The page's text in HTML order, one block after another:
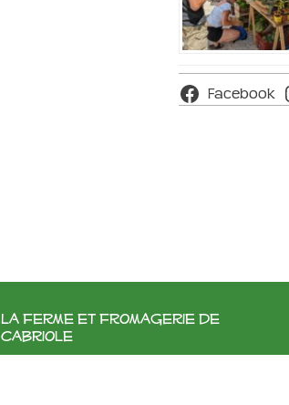
Facebook
La ferme et fromagerie de
cabriole